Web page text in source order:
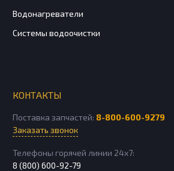
Водонагреватели
Системы водоочистки
КОНТАКТЫ
Поставка запчастей: 8-800-600-9279
Заказать звонок
Телефоны горячей линии 24х7:
8 (800) 600-92-79